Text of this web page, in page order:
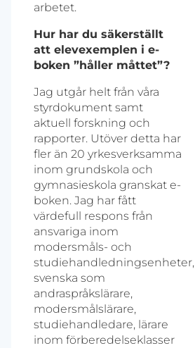
arbetet.
Hur har du säkerställt
att elevexemplen i e-
boken ”håller måttet”?
Jag utgår helt från våra
styrdokument samt
aktuell forskning och
rapporter. Utöver detta har
fler än 20 yrkesverksamma
inom grundskola och
gymnasieskola granskat e-
boken. Jag har fått
värdefull respons från
ansvariga inom
modersmåls- och
studiehandledningsenheter,
svenska som
andraspråkslärare,
modersmålslärare,
studiehandledare, lärare
inom förberedelseklasser